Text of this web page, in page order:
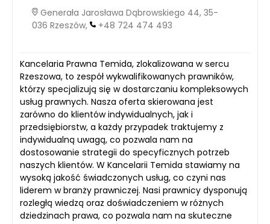
Generała Jarosława Dąbrowskiego 44, 35-
036 Rzeszów,
+48 724 474 493
Kancelaria Prawna Temida, zlokalizowana w sercu
Rzeszowa, to zespół wykwalifikowanych prawników,
którzy specjalizują się w dostarczaniu kompleksowych
usług prawnych. Nasza oferta skierowana jest
zarówno do klientów indywidualnych, jak i
przedsiębiorstw, a każdy przypadek traktujemy z
indywidualną uwagą, co pozwala nam na
dostosowanie strategii do specyficznych potrzeb
naszych klientów. W Kancelarii Temida stawiamy na
wysoką jakość świadczonych usług, co czyni nas
liderem w branży prawniczej. Nasi prawnicy dysponują
rozległą wiedzą oraz doświadczeniem w różnych
dziedzinach prawa, co pozwala nam na skuteczne